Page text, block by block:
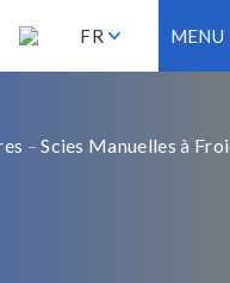
FR MENU
–Scies Manuelles à